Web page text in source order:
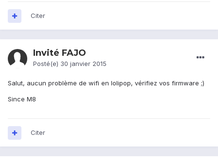
Citer
Invité FAJO
Posté(e) 30 janvier 2015
Salut, aucun problème de wifi en lolipop, vérifiez vos firmware ;)
Since M8
Citer